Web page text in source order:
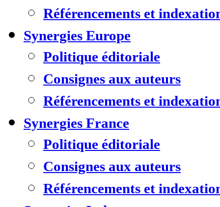
Référencements et
Synergies Europe
Politique éditoriale
Consignes aux auteurs
Référencements et
Synergies France
Politique éditoriale
Consignes aux auteurs
Référencements et